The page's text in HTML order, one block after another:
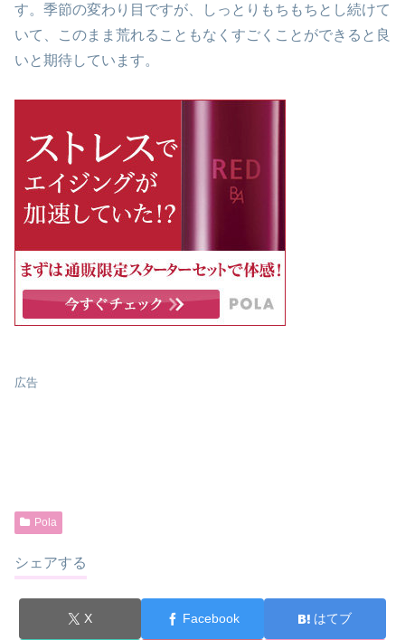
す。季節の変わり目ですが、しっとりもちもちとし続けて
いて、このまま荒れることもなくすごくことができると良
いと期待しています。
広告
Pola
シェアする
X Facebook はてブ